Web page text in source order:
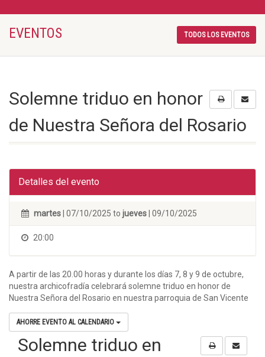
EVENTOS TODOS LOS EVENTOS
Solemne triduo en honor
de Nuestra Señora del Rosario
Detalles del evento
martes | 07/10/2025 to jueves | 09/10/2025
20:00
A partir de las 20.00 horas y durante los días 7, 8 y 9 de octubre,
nuestra archicofradía celebrará solemne triduo en honor de
Nuestra Señora del Rosario en nuestra parroquia de San Vicente
AHORRE EVENTO AL CALENDARIO
Solemne triduo en